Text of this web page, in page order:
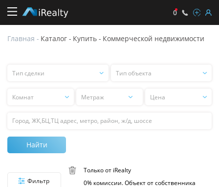
0
Главная - Каталог - Купить - Коммерческой недвижимости
недвижимости
Тип
Тип сделки
Тип
Тип объекта
Комнат Цена
Цена
Поиск
Найти
Фильтр
Только от iRealty
0% комиссии. Объект от собственника